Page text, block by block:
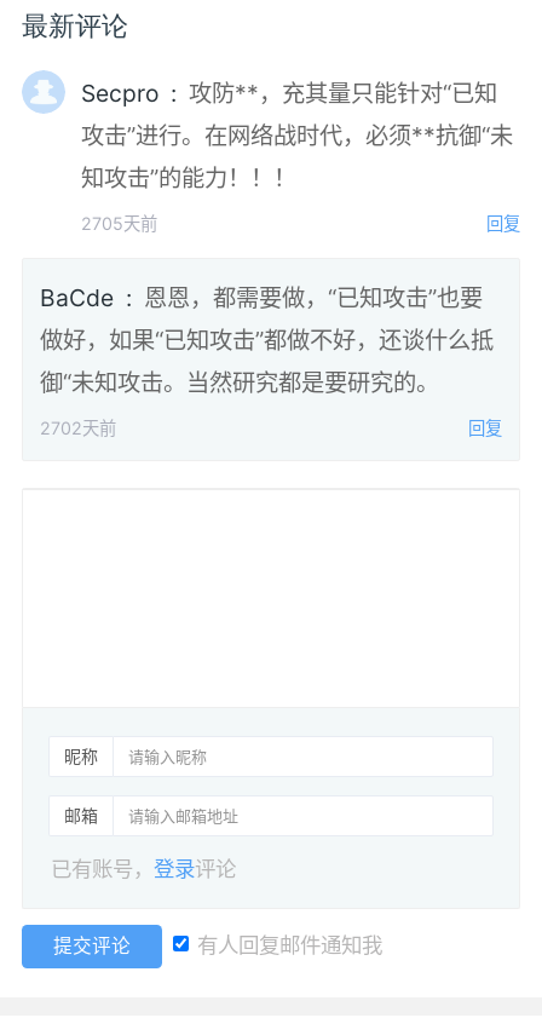
最新评论
Secpro :攻防**，充其量只能针对“已知
攻击”进行。在网络战时代，必须**抗御“未
知攻击”的能力！！！
2705天前 回复
BaCde : 恩恩，都需要做，“已知攻击”也要
做好，如果“已知攻击”都做不好，还谈什么抵
御“未知攻击。当然研究都是要研究的。
2702天前 回复
昵称
邮箱
已有账号，登录评论
提交评论 有人回复邮件通知我